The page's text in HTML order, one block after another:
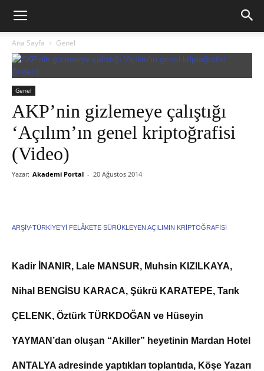
Ana Sayfa Genel
Genel
AKP’nin gizlemeye çalıştığı
‘Açılım’ın genel kriptoğrafisi
(Video)
Yazar: Akademi Portal - 20 Ağustos 2014
ARŞİV-TÜRKİYE’Yİ FELÂKETE SÜRÜKLEYEN AÇILIMIN KRİPTOĞRAFİSİ
Kadir İNANIR, Lale MANSUR, Muhsin KIZILKAYA,
Nihal BENGİSU KARACA, Şükrü KARATEPE, Tarık
ÇELENK, Öztürk TÜRKDOĞAN ve Hüseyin
YAYMAN’dan oluşan “Akiller” heyetinin Mardan Hotel
ANTALYA adresinde yaptıkları toplantıda, Köşe Yazarı